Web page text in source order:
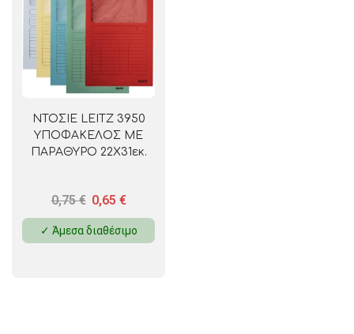
ΝΤΟΣΙΕ LEITZ 3950
ΥΠΟΦΑΚΕΛΟΣ ΜΕ
ΠΑΡΑΘΥΡΟ 22Χ31εκ.
0,75€ 0,65 €
✓ Άμεσα διαθέσιμο